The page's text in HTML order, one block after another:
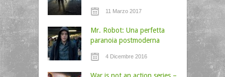
11 Marzo 2017
Mr. Robot: Una perfetta
paranoia postmoderna
4 Dicembre 2016